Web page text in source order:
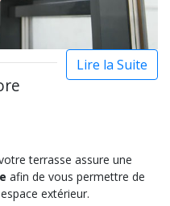
Lire la Suite
terrasse assure une
afin de vous permettre de
extérieur.